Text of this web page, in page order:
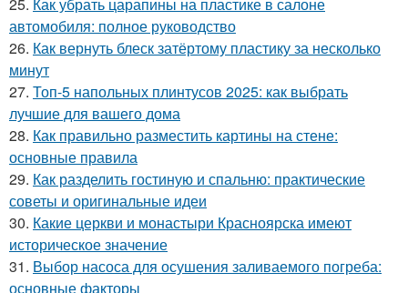
25. Как убрать царапины на пластике в салоне
автомобиля: полное руководство
26. Как вернуть блеск затёртому пластику за несколько
минут
27. Топ-5 напольных плинтусов 2025: как выбрать
лучшие для вашего дома
28. Как правильно разместить картины на стене:
основные правила
29. Как разделить гостиную и спальню: практические
советы и оригинальные идеи
30. Какие церкви и монастыри Красноярска имеют
историческое значение
31. Выбор насоса для осушения заливаемого погреба:
основные факторы